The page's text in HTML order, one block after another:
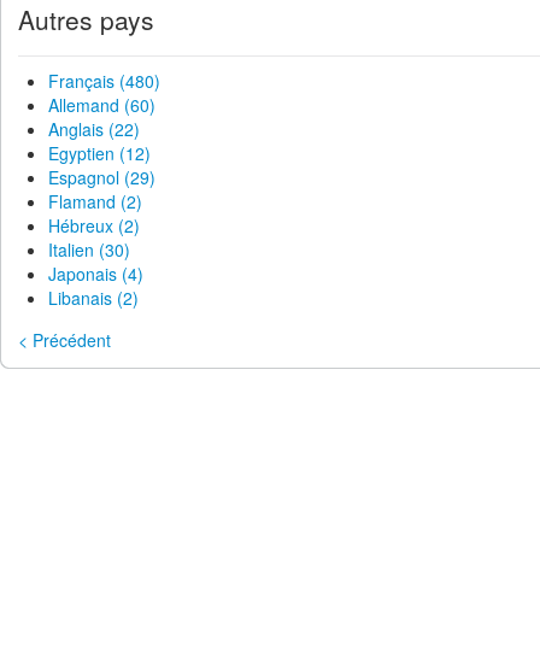
Autres pays
Français (480)
Allemand (60)
Anglais (22)
Egyptien (12)
Espagnol (29)
Flamand (2)
Hébreux (2)
Italien (30)
Japonais (4)
Libanais (2)
< Précédent